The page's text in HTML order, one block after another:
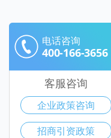
电话咨询
400-166-3656
客服咨询
企业政策咨询
招商引资政策